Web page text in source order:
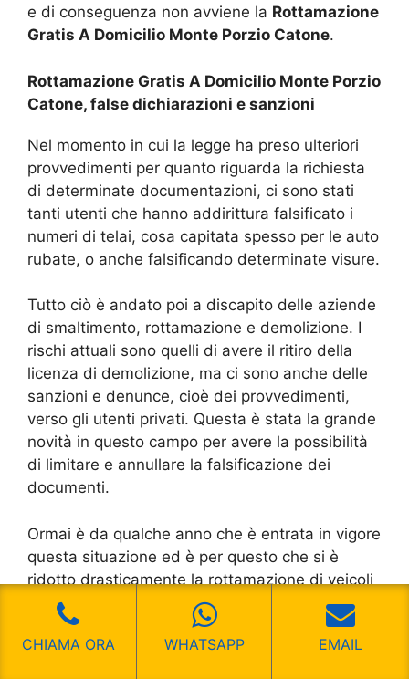
e di conseguenza non avviene la Rottamazione
Gratis A Domicilio Monte Porzio Catone.
Rottamazione Gratis A Domicilio Monte Porzio
Catone, false dichiarazioni e sanzioni
Nel momento in cui la legge ha preso ulteriori
provvedimenti per quanto riguarda la richiesta
di determinate documentazioni, ci sono stati
tanti utenti che hanno addirittura falsificato i
numeri di telai, cosa capitata spesso per le auto
rubate, o anche falsificando determinate visure.
Tutto ciò è andato poi a discapito delle aziende
di smaltimento, rottamazione e demolizione. I
rischi attuali sono quelli di avere il ritiro della
licenza di demolizione, ma ci sono anche delle
sanzioni e denunce, cioè dei provvedimenti,
verso gli utenti privati. Questa è stata la grande
novità in questo campo per avere la possibilità
di limitare e annullare la falsificazione dei
documenti.
Ormai è da qualche anno che è entrata in vigore
questa situazione ed è per questo che si è
ridotto drasticamente la rottamazione di veicoli
che non hanno poi dei chiari documenti.
A questo punto, chiunque non abbia dei
CHIAMA ORA WHATSAPP EMAIL